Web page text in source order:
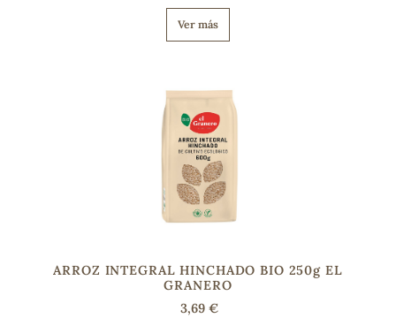
Ver más
ARROZ INTEGRAL HINCHADO BIO 250g EL
GRANERO
3,69 €